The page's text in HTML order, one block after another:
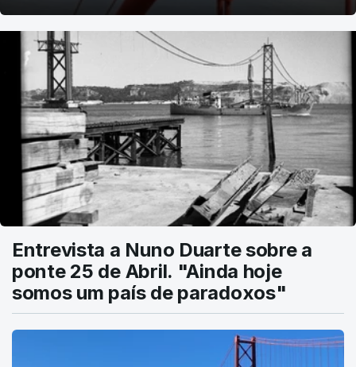
Entrevista a Nuno Duarte sobre a
ponte 25 de Abril. "Ainda hoje
somos um país de paradoxos"